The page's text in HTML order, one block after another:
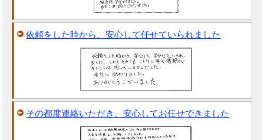
依頼をした時から、安心して任せていられました
その都度連絡いただき、安心してお任せできました